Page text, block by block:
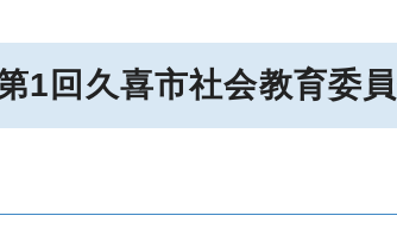
1回久喜市社会教育委